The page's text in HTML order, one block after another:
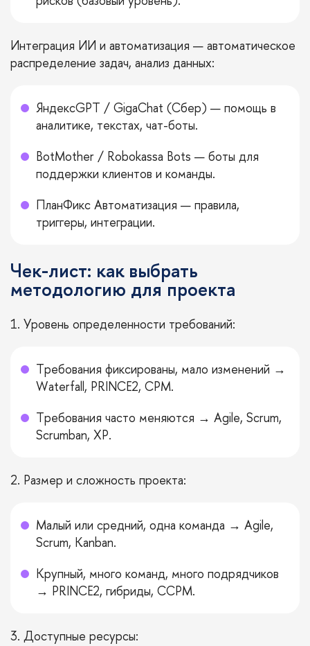
Интеграция ИИ и автоматизация — автоматическое
распределение задач, анализ данных:
ЯндексGPT / GigaChat (Сбер) — помощь в
аналитике, текстах, чат-боты.
BotMother / Robokassa Bots — боты для
поддержки клиентов и команды.
ПланФикс Автоматизация — правила,
триггеры, интеграции.
Чек-лист: как выбрать
методологию для проекта
1. Уровень определенности требований:
Требования фиксированы, мало изменений →
Waterfall, PRINCE2, CPM.
Требования часто меняются → Agile, Scrum,
Scrumban, XP.
2. Размер и сложность проекта:
Малый или средний, одна команда → Agile,
Scrum, Kanban.
Крупный, много команд, много подрядчиков
→ PRINCE2, гибриды, CCPM.
3. Доступные ресурсы: